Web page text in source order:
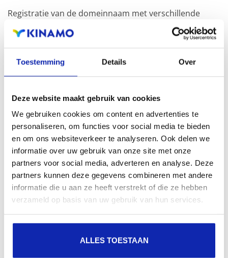
Toestemming Details Over
Deze website maakt gebruik van cookies
We gebruiken cookies om content en advertenties te
personaliseren, om functies voor social media te bieden
en om ons websiteverkeer te analyseren. Ook delen we
informatie over uw gebruik van onze site met onze
partners voor social media, adverteren en analyse. Deze
partners kunnen deze gegevens combineren met andere
informatie die u aan ze heeft verstrekt of die ze hebben
verzameld op basis van uw gebruik van hun services.
ALLES TOESTAAN
Registratie van de domeinnaam met verschillende
extensies biedt als voordeel een verhoogde
zichtbaarheid in zoekmachines, geografische
aanwezigheid en verbeterde aanwezigheid bij lokale
zoekresultaten in zoekmachines.
Registreer uw domeinnamen